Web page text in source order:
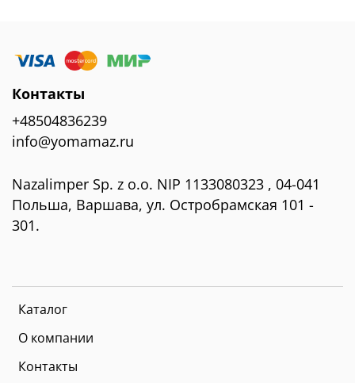
Каталог
О компании
Контакты
Контакты
+48504836239
info@yomamaz.ru
Nazalimper Sp. z o.o. NIP 1133080323 , 04-041
Польша, Варшава, ул. Остробрамская 101 -
301.